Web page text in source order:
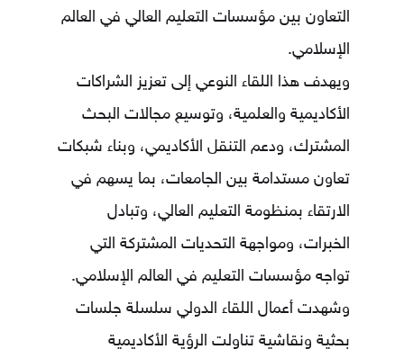
التعاون بين مؤسسات التعليم العالي في العالم
الإسلامي.
ويهدف هذا اللقاء النوعي إلى تعزيز الشراكات
الأكاديمية والعلمية، وتوسيع مجالات البحث
المشترك، ودعم التنقل الأكاديمي، وبناء شبكات
تعاون مستدامة بين الجامعات، بما يسهم في
الارتقاء بمنظومة التعليم العالي، وتبادل
الخبرات، ومواجهة التحديات المشتركة التي
تواجه مؤسسات التعليم في العالم الإسلامي.
وشهدت أعمال اللقاء الدولي سلسلة جلسات
بحثية ونقاشية تناولت الرؤية الأكاديمية